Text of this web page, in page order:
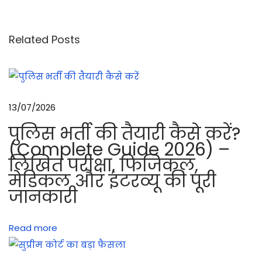
ल
सा
की
क
र
वा
ई
र
व
Related Posts
13/07/2026
पुलिस भर्ती की तैयारी कैसे करें?
(Complete Guide 2026) –
लिखित परीक्षा, फिजिकल,
मेडिकल और इंटरव्यू की पूरी
जानकारी
Read more